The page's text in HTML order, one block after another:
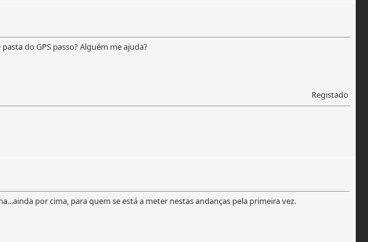
do GPS passo? Alguém me ajuda?
Registado
por cima, para quem se está a meter nestas andanças pela primeira vez.